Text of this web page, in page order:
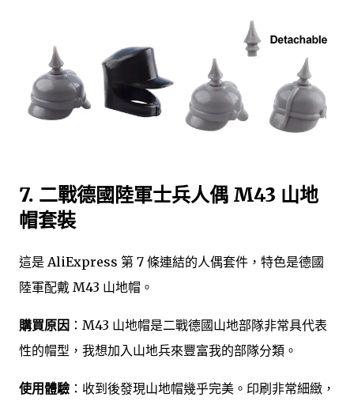
7. 二戰德國陸軍士兵人偶 M43 山地
帽套裝
這是 AliExpress 第 7 條連結的人偶套件，特色是德國
陸軍配戴 M43 山地帽。
購買原因 ：M43 山地帽是二戰德國山地部隊非常具代表
性的帽型，我想加入山地兵來豐富我的部隊分類。
使用體驗 ：收到後發現山地帽幾乎完美。印刷非常細緻，